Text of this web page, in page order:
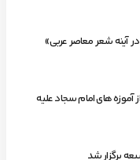
آینه شعر معاصر عربی»
آموزه های امام سجاد علیه
برگزار شد